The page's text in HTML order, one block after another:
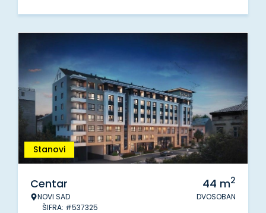
Stanovi
Centar
NOVI SAD
ŠIFRA: #537325
44 m2
DVOSOBAN